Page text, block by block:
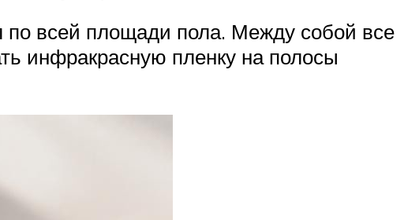
по всей площади пола. Между собой все
инфракрасную пленку на полосы